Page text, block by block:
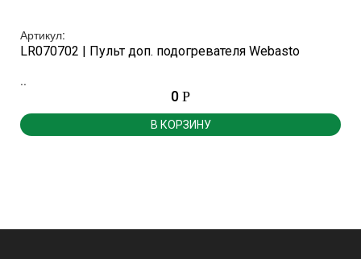
Артикул:
LR070702 | Пульт доп. подогревателя Webasto
..
0 Р
В КОРЗИНУ